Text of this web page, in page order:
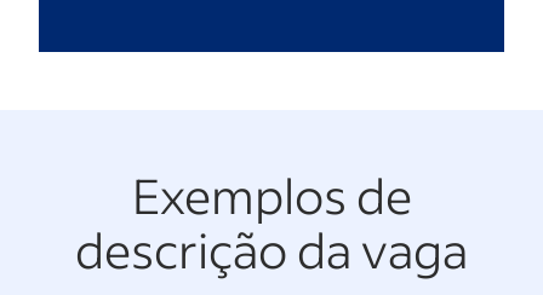
Exemplos de
descrição da vaga